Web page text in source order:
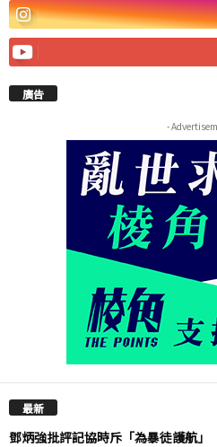
廣告
-
最新
鄧炳強批評記協時斥「為暴徒護航